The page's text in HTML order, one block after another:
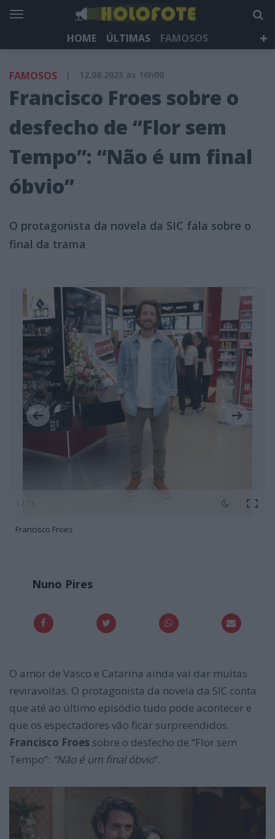
HOME ÚLTIMAS
FAMOSOS
HOLOFOTE TV
NEWSLETTER
FAMOSOS | 12.08.2023 às 16h00
Francisco Froes sobre o
desfecho de “Flor sem
Tempo”: “Não é um final
óbvio”
O protagonista da novela da SIC fala sobre o
final da trama
1 / 13
Francisco Froes
Nuno Pires
O amor de Vasco e Catarina ainda vai dar muitas
reviravoltas. O protagonista da novela da SIC conta
que até ao último episódio tudo pode acontecer e
que os espectadores vão ficar surpreendidos.
Francisco Froes sobre o desfecho de “Flor sem
Tempo”: “Não é um final óbvio”.